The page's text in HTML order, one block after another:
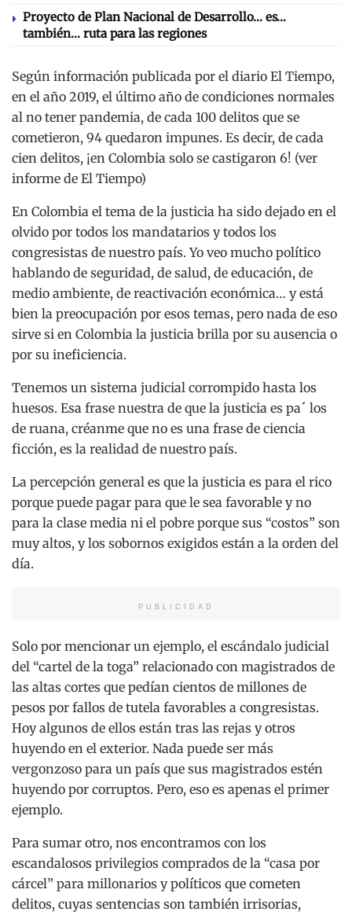
Proyecto de Plan Nacional de Desarrollo… es…
también… ruta para las regiones
Según información publicada por el diario El Tiempo,
en el año 2019, el último año de condiciones normales
al no tener pandemia, de cada 100 delitos que se
cometieron, 94 quedaron impunes. Es decir, de cada
cien delitos, ¡en Colombia solo se castigaron 6! (ver
informe de El Tiempo)
En Colombia el tema de la justicia ha sido dejado en el
olvido por todos los mandatarios y todos los
congresistas de nuestro país. Yo veo mucho político
hablando de seguridad, de salud, de educación, de
medio ambiente, de reactivación económica… y está
bien la preocupación por esos temas, pero nada de eso
sirve si en Colombia la justicia brilla por su ausencia o
por su ineficiencia.
Tenemos un sistema judicial corrompido hasta los
huesos. Esa frase nuestra de que la justicia es pa´ los
de ruana, créanme que no es una frase de ciencia
ficción, es la realidad de nuestro país.
La percepción general es que la justicia es para el rico
porque puede pagar para que le sea favorable y no
para la clase media ni el pobre porque sus “costos” son
muy altos, y los sobornos exigidos están a la orden del
día.
PUBLICIDAD
Solo por mencionar un ejemplo, el escándalo judicial
del “cartel de la toga” relacionado con magistrados de
las altas cortes que pedían cientos de millones de
pesos por fallos de tutela favorables a congresistas.
Hoy algunos de ellos están tras las rejas y otros
huyendo en el exterior. Nada puede ser más
vergonzoso para un país que sus magistrados estén
huyendo por corruptos. Pero, eso es apenas el primer
ejemplo.
Para sumar otro, nos encontramos con los
escandalosos privilegios comprados de la “casa por
cárcel” para millonarios y políticos que cometen
delitos, cuyas sentencias son también irrisorias,